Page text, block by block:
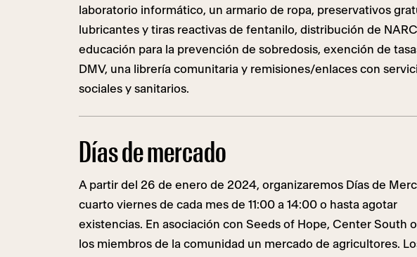
laboratorio informático, un armario de ropa, preservativos
lubricantes y tiras reactivas de fentanilo, distribución de
educación para la prevención de sobredosis, exención de
DMV, una librería comunitaria y remisiones/enlaces con
sociales y sanitarios.
Días de mercado
A partir del 26 de enero de 2024, organizaremos Días de
cuarto viernes de cada mes de 11:00 a 14:00 o hasta agotar
existencias. En asociación con Seeds of Hope, Center South
los miembros de la comunidad un mercado de agricultores.